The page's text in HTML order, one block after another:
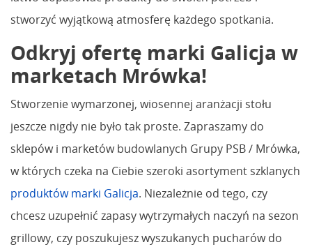
stworzyć wyjątkową atmosferę każdego spotkania.
Odkryj ofertę marki Galicja w
marketach Mrówka!
Stworzenie wymarzonej, wiosennej aranżacji stołu
jeszcze nigdy nie było tak proste. Zapraszamy do
sklepów i marketów budowlanych Grupy PSB / Mrówka,
w których czeka na Ciebie szeroki asortyment szklanych
produktów marki Galicja. Niezależnie od tego, czy
chcesz uzupełnić zapasy wytrzymałych naczyń na sezon
grillowy, czy poszukujesz wyszukanych pucharów do